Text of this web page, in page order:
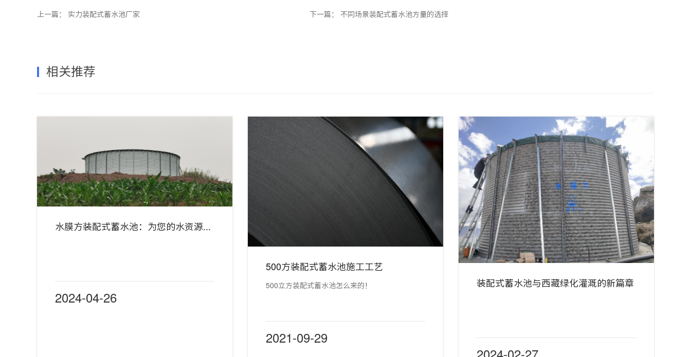
上一篇： 实力装配式蓄水池厂家 下一篇： 不同场景装配式蓄水池方量的选择
相关推荐
2024-04-26
500方装配式蓄水池施工工艺
500立方装配式蓄水池怎么来的！
2021-09-29
装配式蓄水池与西藏绿化灌溉的新篇章
2024-02-27